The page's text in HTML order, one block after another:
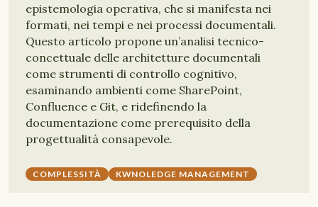
epistemologia operativa, che si manifesta nei
formati, nei tempi e nei processi documentali.
Questo articolo propone un’analisi tecnico-
concettuale delle architetture documentali
come strumenti di controllo cognitivo,
esaminando ambienti come SharePoint,
Confluence e Git, e ridefinendo la
documentazione come prerequisito della
progettualità consapevole.
COMPLESSITÀ KWNOLEDGE MANAGEMENT